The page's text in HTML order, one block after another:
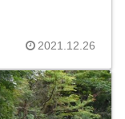
2021.12.26